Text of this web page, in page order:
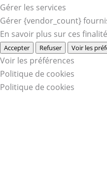
Gérer les services
Gérer {vendor_count}
En savoir plus sur ces
Accepter Refuser Voir les
Voir les préférences
Politique de cookies
Politique de cookies